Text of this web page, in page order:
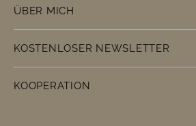
ÜBER MICH
KOSTENLOSER NEWSLETTER
KOOPERATION